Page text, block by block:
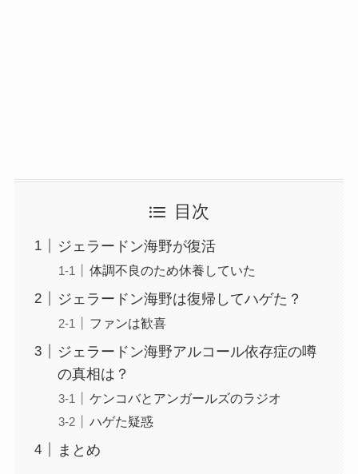
目次
ジェラードン海野が復活
体調不良のため休養していた
ジェラードン海野は復帰してハゲた？
ファンは歓喜
ジェラードン海野アルコール依存症の噂
の真相は？
ケンコバとアンガールズのラジオ
ハゲた疑惑
まとめ